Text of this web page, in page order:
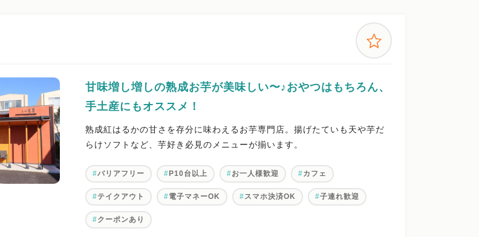
甘味増し増しの熟成お芋が美味しい〜♪おやつはもちろん、
手土産にもオススメ！
熟成紅はるかの甘さを存分に味わえるお芋専門店。揚げたていも天や芋だ
らけソフトなど、芋好き必見のメニューが揃います。
バリアフリー P10台以上 お一人様歓迎 カフェ
テイクアウト 電子マネーOK スマホ決済OK 子連れ歓迎
クーポンあり